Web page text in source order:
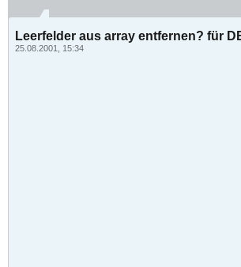
Leerfelder aus array entfernen? für
25.08.2001, 15:34